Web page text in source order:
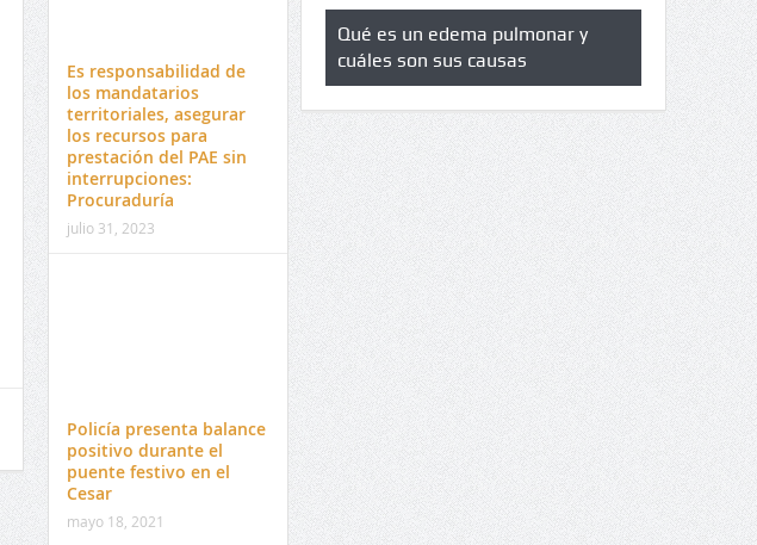
Es responsabilidad de
los mandatarios
territoriales, asegurar
los recursos para
prestación del PAE sin
interrupciones:
Procuraduría
julio 31, 2023
Policía presenta balance
positivo durante el
puente festivo en el
Cesar
mayo 18, 2021
Gobierno Nacional amplia
revisión técnico mecánica e
incluye nueva tipologías
vehiculares
Qué es un edema pulmonar y
cuáles son sus causas
Delwin